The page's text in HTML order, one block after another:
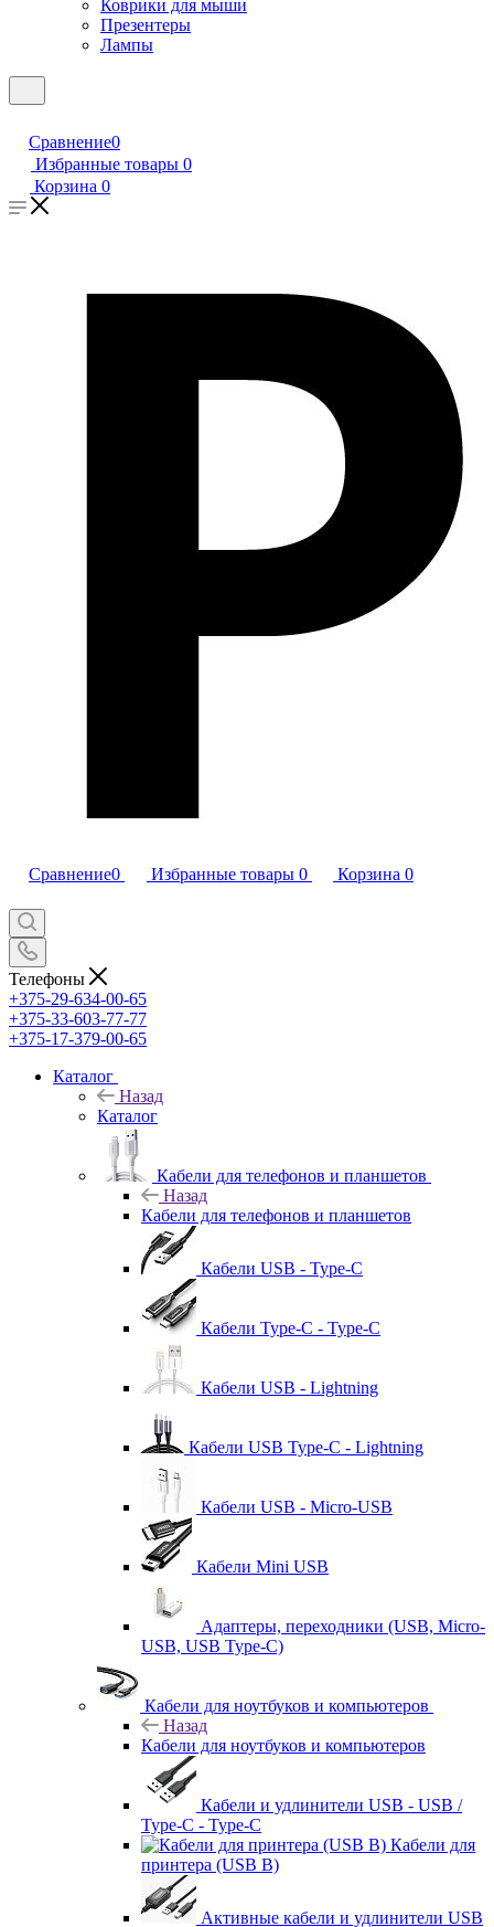
Коврики для мыши
Презентеры
Лампы
Сравнение0
Избранные товары 0
Корзина 0
Сравнение0 Избранные товары 0 Корзина 0
Телефоны
+375-29-634-00-65
+375-33-603-77-77
+375-17-379-00-65
Каталог
Назад
Каталог
Кабели для телефонов и планшетов
Назад
Кабели для телефонов и планшетов
Кабели USB - Type-C
Кабели Type-C - Type-C
Кабели USB - Lightning
Кабели USB Type-C - Lightning
Кабели USB - Micro-USB
Кабели Mini USB
Адаптеры, переходники (USB, Micro-
USB, USB Type-C)
Кабели для ноутбуков и компьютеров
Назад
Кабели для ноутбуков и компьютеров
Кабели и удлинители USB - USB /
Type-C - Type-C
Кабели для
принтера (USB B)
Активные кабели и удлинители USB